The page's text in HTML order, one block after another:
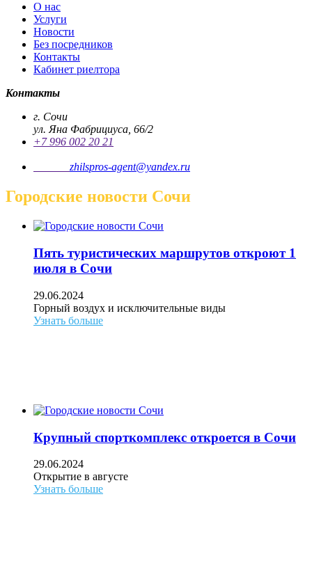
О нас
Услуги
Новости
Без посредников
Контакты
Кабинет риелтора
Контакты
г. Сочи
ул. Яна Фабрициуса, 66/2
+7 996 002 20 21
zhilspros-agent@yandex.ru
Городские новости Сочи
Пять туристических маршрутов откроют 1
июля в Сочи
29.06.2024
Горный воздух и исключительные виды
Узнать больше
Крупный спорткомплекс откроется в Сочи
29.06.2024
Открытие в августе
Узнать больше